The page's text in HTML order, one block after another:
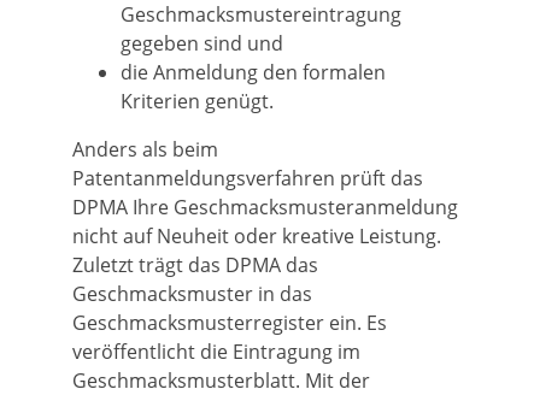
Geschmacksmustereintragung
gegeben sind und
die Anmeldung den formalen
Kriterien genügt.
Anders als beim
Patentanmeldungsverfahren prüft das
DPMA Ihre Geschmacksmusteranmeldung
nicht auf Neuheit oder kreative Leistung.
Zuletzt trägt das DPMA das
Geschmacksmuster in das
Geschmacksmusterregister ein. Es
veröffentlicht die Eintragung im
Geschmacksmusterblatt. Mit der